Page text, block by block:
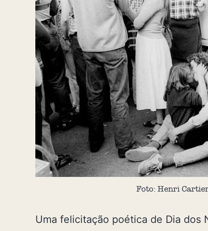
Foto: Henri
Uma felicitação poética de Dia dos